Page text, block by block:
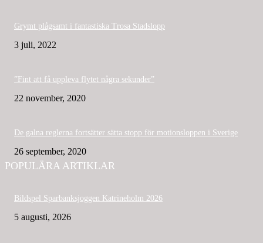
Grymt plågsamt i fantastiska Trosa Stadslopp
3 juli, 2022
”Fint att få uppleva flytet några sekunder”
22 november, 2020
De galna reglerna fortsätter sätta stopp för motionsloppen i Sverige
26 september, 2020
POPULÄRA ARTIKLAR
Bildspel Sparbanksjoggen Katrineholm 2026
5 augusti, 2026